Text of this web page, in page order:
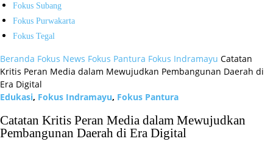
Fokus Subang
Fokus Purwakarta
Fokus Tegal
Beranda Fokus News Fokus Pantura Fokus Indramayu Catatan
Kritis Peran Media dalam Mewujudkan Pembangunan Daerah di
Era Digital
Edukasi, Fokus Indramayu, Fokus Pantura
Catatan Kritis Peran Media dalam Mewujudkan
Pembangunan Daerah di Era Digital